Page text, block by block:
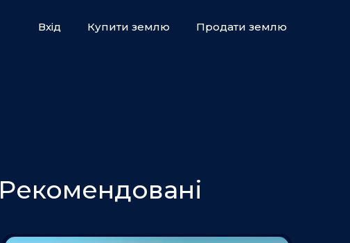
Вхід Купити землю Продати землю
Рекомендовані